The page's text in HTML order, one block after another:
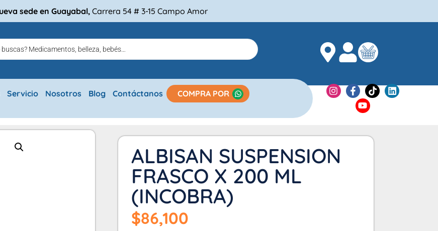
sede en Guayabal,Carrera 54 # 3-15 Campo Amor
Servicio Nosotros Blog Contáctanos COMPRA POR
ALBISAN SUSPENSION
FRASCO X 200 ML
(INCOBRA)
$86,100